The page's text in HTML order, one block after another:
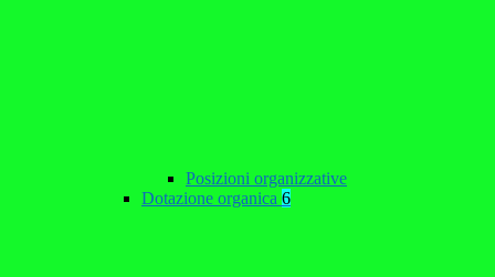
Posizioni organizzative
Dotazione organica 6